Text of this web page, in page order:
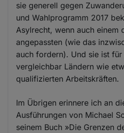
sie generell gegen
und Wahlprogramm 2017
Asylrecht, wenn auch einem
angepassten (wie das
auch fordern). Und sie ist für
vergleichbar Ländern wie
qualifizierten Arbeitskräften.
Im Übrigen erinnere ich an
Ausführungen von Michael
seinem Buch »Die Grenzen